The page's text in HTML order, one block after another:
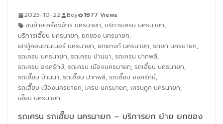
2025-10-22 Boy
1877 Views
ขนย้ายเครื่องจักร นครนายก, บริการเครน นครนายก,
บริการเฮี๊ยบ นครนายก, ยกของ นครนายก,
ยกตู้คอนเทนเนอร์ นครนายก, ยกแทงก์ นครนายก, รถยก นครนายก,
รถเครน นครนายก, รถเครน บ้านนา, รถเครน ปากพลี,
รถเครน องครักษ์, รถเครน เมืองนครนายก, รถเฮี๊ยบ นครนายก,
รถเฮี๊ยบ บ้านนา, รถเฮี๊ยบ ปากพลี, รถเฮี๊ยบ องครักษ์,
รถเฮี๊ยบ เมืองนครนายก, เครน นครนายก, เครนถูก นครนายก,
เฮี๊ยบ นครนายก
รถเครน รถเฮี๊ยบ นครนายก – บริการยก ย้าย ยกของ